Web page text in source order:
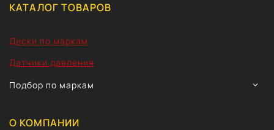
КАТАЛОГ ТОВАРОВ
Диски по маркам
Датчики давления
Подбор по маркам
О КОМПАНИИ